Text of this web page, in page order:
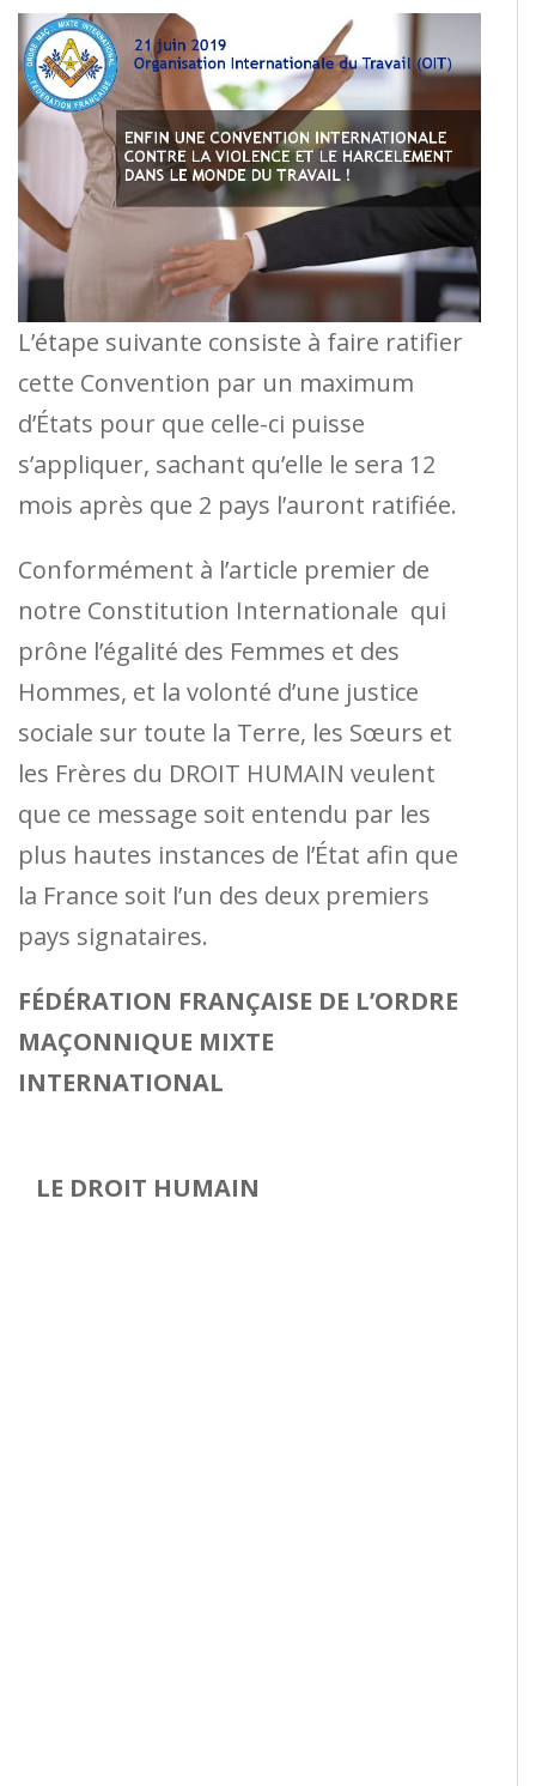
L’étape suivante consiste à faire ratifier
cette Convention par un maximum
d’États pour que celle-ci puisse
s’appliquer, sachant qu’elle le sera 12
mois après que 2 pays l’auront ratifiée.
Conformément à l’article premier de
notre Constitution Internationale qui
prône l’égalité des Femmes et des
Hommes, et la volonté d’une justice
sociale sur toute la Terre, les Sœurs et
les Frères du DROIT HUMAIN veulent
que ce message soit entendu par les
plus hautes instances de l’État afin que
la France soit l’un des deux premiers
pays signataires.
FÉDÉRATION FRANÇAISE DE L’ORDRE
MAÇONNIQUE MIXTE
INTERNATIONAL
LE DROIT HUMAIN